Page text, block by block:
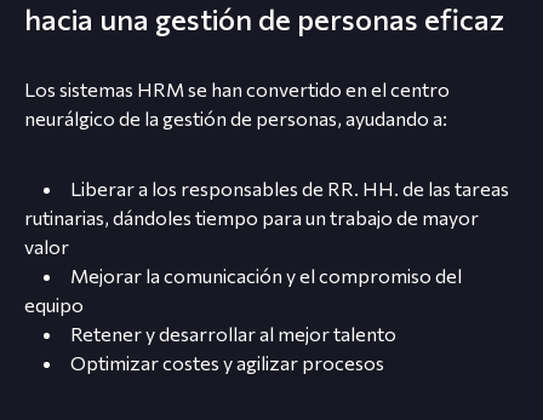
hacia una gestión de personas eficaz
Los sistemas HRM se han convertido en el centro
neurálgico de la gestión de personas, ayudando a:
Liberar a los responsables de RR. HH. de las tareas
rutinarias, dándoles tiempo para un trabajo de mayor
valor
Mejorar la comunicación y el compromiso del
equipo
Retener y desarrollar al mejor talento
Optimizar costes y agilizar procesos